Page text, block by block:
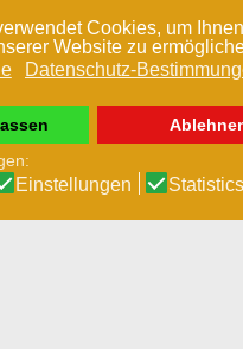
Cookies, um
Website zu
Datenschutz-
Einstellungen Statistics
springen